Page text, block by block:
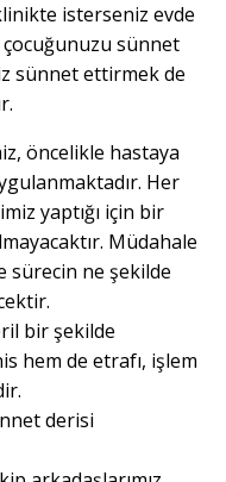
isterseniz evde
sünnet
sünnet ettirmek de
öncelikle hastaya
Her
yaptığı için bir
Müdahale
sürecin ne şekilde
bir şekilde
hem de etrafı, işlem
derisi